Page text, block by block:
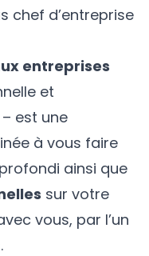
chef d’entreprise
entreprises
et
est une
à vous faire
ainsi que
sur votre
vous, par l’un